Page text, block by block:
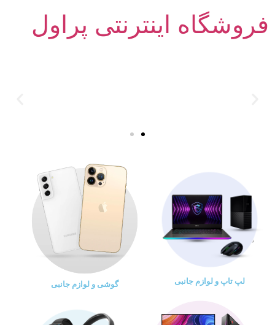
فروشگاه اینترنتی پراول
لپ تاپ و لوازم جانبی گوشی و لوازم جانبی